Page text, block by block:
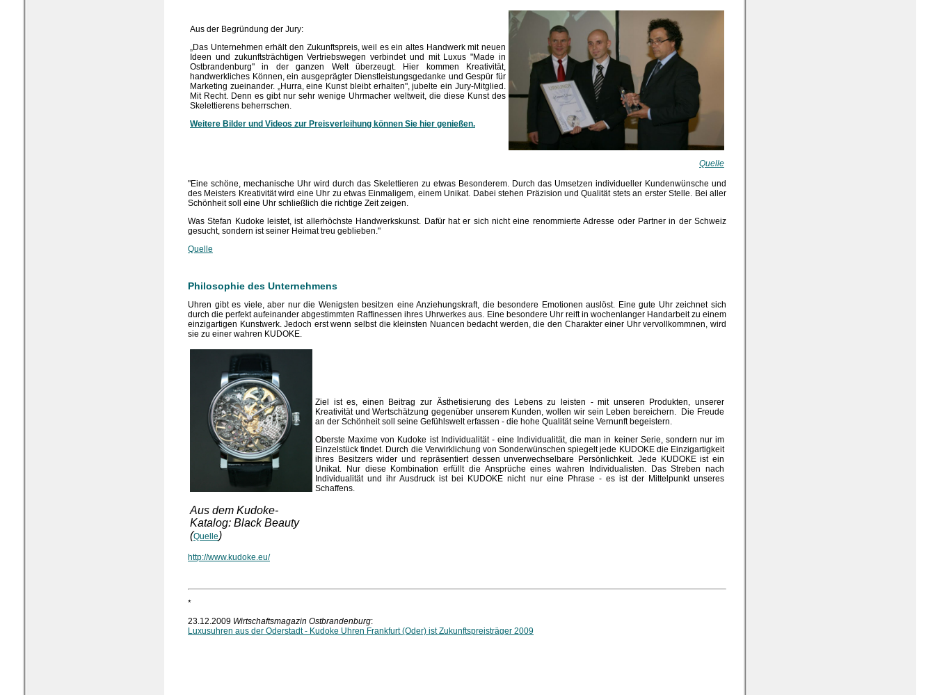
Aus der Begründung der Jury:
„Das Unternehmen erhält den Zukunftspreis, weil es ein altes Handwerk mit neuen
Ideen und zukunftsträchtigen Vertriebswegen verbindet und mit Luxus "Made in
Ostbrandenburg" in der ganzen Welt überzeugt. Hier kommen Kreativität,
handwerkliches Können, ein ausgeprägter Dienstleistungsgedanke und Gespür für
Marketing zueinander. „Hurra, eine Kunst bleibt erhalten", jubelte ein Jury-Mitglied.
Mit Recht. Denn es gibt nur sehr wenige Uhrmacher weltweit, die diese Kunst des
Skelettierens beherrschen.
Weitere Bilder und Videos zur Preisverleihung können Sie hier genießen.
Quelle
"Eine schöne, mechanische Uhr wird durch das Skelettieren zu etwas Besonderem. Durch das Umsetzen individueller Kundenwünsche und
des Meisters Kreativität wird eine Uhr zu etwas Einmaligem, einem Unikat. Dabei stehen Präzision und Qualität stets an erster Stelle. Bei aller
Schönheit soll eine Uhr schließlich die richtige Zeit zeigen.
Was Stefan Kudoke leistet, ist allerhöchste Handwerkskunst. Dafür hat er sich nicht eine renommierte Adresse oder Partner in der Schweiz
gesucht, sondern ist seiner Heimat treu geblieben."
Quelle
Philosophie des Unternehmens
Uhren gibt es viele, aber nur die Wenigsten besitzen eine Anziehungskraft, die besondere Emotionen auslöst. Eine gute Uhr zeichnet sich
durch die perfekt aufeinander abgestimmten Raffinessen ihres Uhrwerkes aus. Eine besondere Uhr reift in wochenlanger Handarbeit zu einem
einzigartigen Kunstwerk. Jedoch erst wenn selbst die kleinsten Nuancen bedacht werden, die den Charakter einer Uhr vervollkommnen, wird
sie zu einer wahren KUDOKE.
Aus dem Kudoke-
Katalog: Black Beauty
(Quelle)
Ziel ist es, einen Beitrag zur Ästhetisierung des Lebens zu leisten - mit unseren Produkten, unserer
Kreativität und Wertschätzung gegenüber unserem Kunden, wollen wir sein Leben bereichern. Die Freude
an der Schönheit soll seine Gefühlswelt erfassen - die hohe Qualität seine Vernunft begeistern.
Oberste Maxime von Kudoke ist Individualität - eine Individualität, die man in keiner Serie, sondern nur im
Einzelstück findet. Durch die Verwirklichung von Sonderwünschen spiegelt jede KUDOKE die Einzigartigkeit
ihres Besitzers wider und repräsentiert dessen unverwechselbare Persönlichkeit. Jede KUDOKE ist ein
Unikat. Nur diese Kombination erfüllt die Ansprüche eines wahren Individualisten. Das Streben nach
Individualität und ihr Ausdruck ist bei KUDOKE nicht nur eine Phrase - es ist der Mittelpunkt unseres
Schaffens.
http://www.kudoke.eu/
*
23.12.2009 Wirtschaftsmagazin Ostbrandenburg:
Luxusuhren aus der Oderstadt - Kudoke Uhren Frankfurt (Oder) ist Zukunftspreisträger 2009